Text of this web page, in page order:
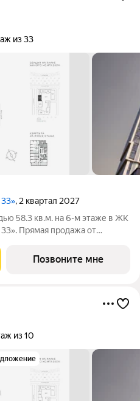
из 33
, 2 квартал 2027
58.3 кв.м. на 6-м этаже в ЖК
Прямая продажа от
застройщика
всего
Позвоните мне
из 10